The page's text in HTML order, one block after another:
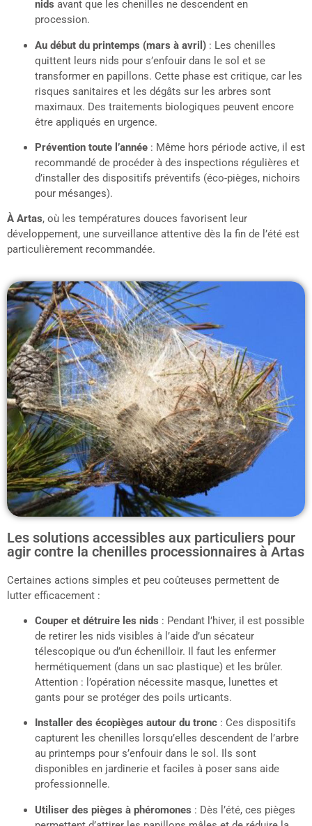
nids avant que les chenilles ne descendent en
procession.
Au début du printemps (mars à avril) : Les chenilles
quittent leurs nids pour s’enfouir dans le sol et se
transformer en papillons. Cette phase est critique, car les
risques sanitaires et les dégâts sur les arbres sont
maximaux. Des traitements biologiques peuvent encore
être appliqués en urgence.
Prévention toute l’année : Même hors période active, il est
recommandé de procéder à des inspections régulières et
d’installer des dispositifs préventifs (éco-pièges, nichoirs
pour mésanges).
À Artas, où les températures douces favorisent leur
développement, une surveillance attentive dès la fin de l’été est
particulièrement recommandée.
Les solutions accessibles aux particuliers pour
agir contre la chenilles processionnaires à Artas
Certaines actions simples et peu coûteuses permettent de
lutter efficacement :
Couper et détruire les nids : Pendant l’hiver, il est possible
de retirer les nids visibles à l’aide d’un sécateur
télescopique ou d’un échenilloir. Il faut les enfermer
hermétiquement (dans un sac plastique) et les brûler.
Attention : l’opération nécessite masque, lunettes et
gants pour se protéger des poils urticants.
Installer des écopièges autour du tronc : Ces dispositifs
capturent les chenilles lorsqu’elles descendent de l’arbre
au printemps pour s’enfouir dans le sol. Ils sont
disponibles en jardinerie et faciles à poser sans aide
professionnelle.
Utiliser des pièges à phéromones : Dès l’été, ces pièges